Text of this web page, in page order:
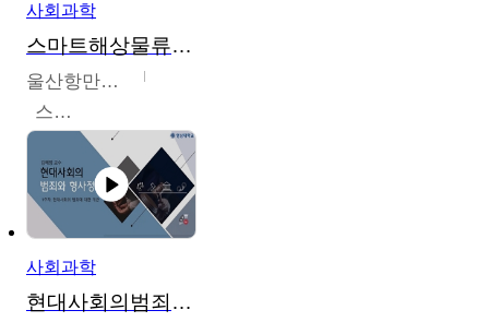
사회과학
스마트해상물류관리사 교육과정2
울산항만공사
스마트해상물류관리사 교육위원회
사회과학
현대사회의범죄와형사정책